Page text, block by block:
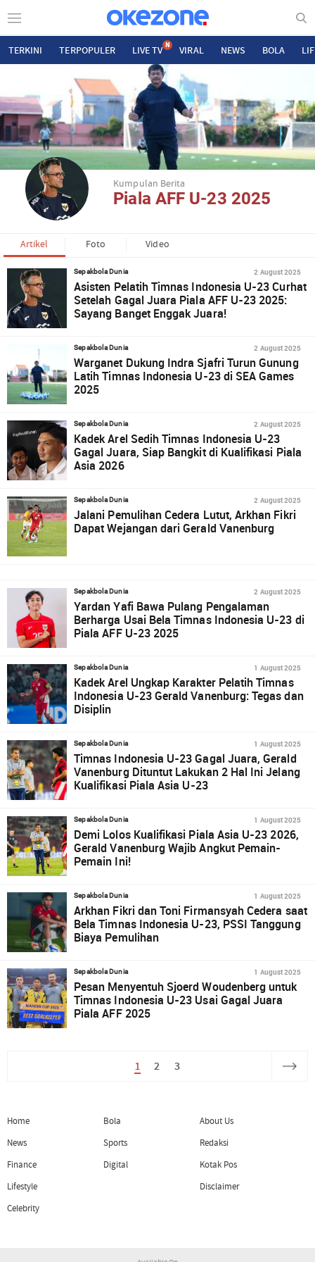
TERKINI TERPOPULER LIVE TV N VIRAL NEWS BOLA
Kumpulan Berita
Piala AFF U-23 2025
Artikel Foto Video
Sepakbola Dunia 2 August 2025
Asisten Pelatih Timnas Indonesia U-23 Curhat
Setelah Gagal Juara Piala AFF U-23 2025:
Sayang Banget Enggak Juara!
Sepakbola Dunia 2 August 2025
Warganet Dukung Indra Sjafri Turun Gunung
Latih Timnas Indonesia U-23 di SEA Games
2025
Sepakbola Dunia 2 August 2025
Kadek Arel Sedih Timnas Indonesia U-23
Gagal Juara, Siap Bangkit di Kualifikasi Piala
Asia 2026
Sepakbola Dunia 2 August 2025
Jalani Pemulihan Cedera Lutut, Arkhan Fikri
Dapat Wejangan dari Gerald Vanenburg
Sepakbola Dunia 2 August 2025
Yardan Yafi Bawa Pulang Pengalaman
Berharga Usai Bela Timnas Indonesia U-23 di
Piala AFF U-23 2025
Sepakbola Dunia 1 August 2025
Kadek Arel Ungkap Karakter Pelatih Timnas
Indonesia U-23 Gerald Vanenburg: Tegas dan
Disiplin
Sepakbola Dunia 1 August 2025
Timnas Indonesia U-23 Gagal Juara, Gerald
Vanenburg Dituntut Lakukan 2 Hal Ini Jelang
Kualifikasi Piala Asia U-23
Sepakbola Dunia 1 August 2025
Demi Lolos Kualifikasi Piala Asia U-23 2026,
Gerald Vanenburg Wajib Angkut Pemain-
Pemain Ini!
Sepakbola Dunia 1 August 2025
Arkhan Fikri dan Toni Firmansyah Cedera saat
Bela Timnas Indonesia U-23, PSSI Tanggung
Biaya Pemulihan
Sepakbola Dunia 1 August 2025
Pesan Menyentuh Sjoerd Woudenberg untuk
Timnas Indonesia U-23 Usai Gagal Juara
Piala AFF 2025
1 2 3
Home
News
Finance
Lifestyle
Celebrity
Bola
Sports
Digital
About Us
Redaksi
Kotak Pos
Disclaimer